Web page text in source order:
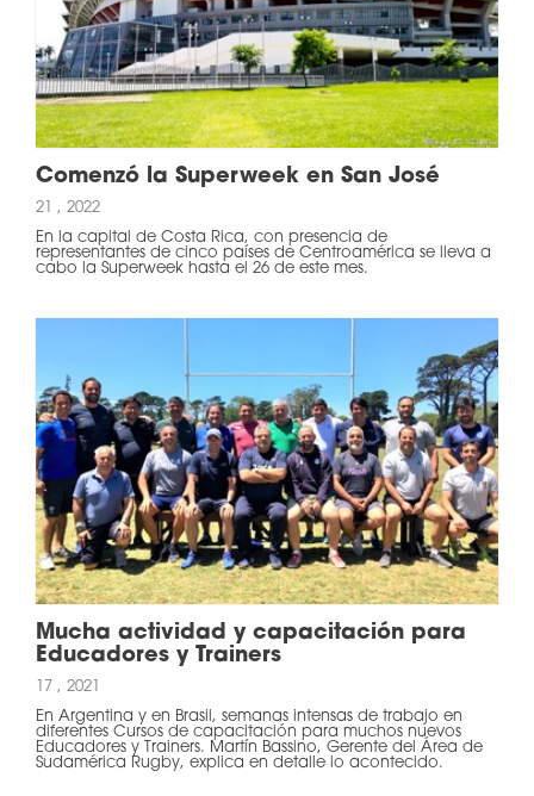
Comenzó la Superweek en San José
21 , 2022
En la capital de Costa Rica, con presencia de
representantes de cinco países de Centroamérica se lleva a
cabo la Superweek hasta el 26 de este mes.
Mucha actividad y capacitación para
Educadores y Trainers
17 , 2021
En Argentina y en Brasil, semanas intensas de trabajo en
diferentes Cursos de capacitación para muchos nuevos
Educadores y Trainers. Martín Bassino, Gerente del Área de
Sudamérica Rugby, explica en detalle lo acontecido.